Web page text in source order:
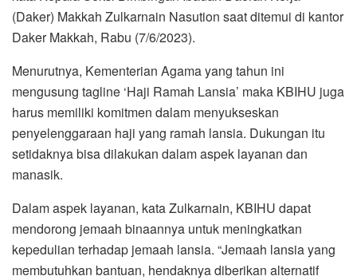
(Daker) Makkah Zulkarnain Nasution saat ditemui di kantor
Daker Makkah, Rabu (7/6/2023).
Menurutnya, Kementerian Agama yang tahun ini
mengusung tagline ‘Haji Ramah Lansia’ maka KBIHU juga
harus memiliki komitmen dalam menyukseskan
penyelenggaraan haji yang ramah lansia. Dukungan itu
setidaknya bisa dilakukan dalam aspek layanan dan
manasik.
Dalam aspek layanan, kata Zulkarnain, KBIHU dapat
mendorong jemaah binaannya untuk meningkatkan
kepedulian terhadap jemaah lansia. “Jemaah lansia yang
membutuhkan bantuan, hendaknya diberikan alternatif